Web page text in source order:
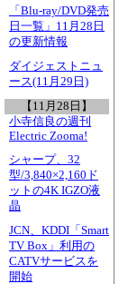
「Blu-ray/DVD発売
日一覧」11月28日
の更新情報
ダイジェストニュ
ース(11月29日)
【11月28日】
小寺信良の週刊
Electric Zooma!
シャープ、32
型/3,840×2,160ド
ットの4K IGZO液
晶
JCN、KDDI「Smart
TV Box」利用の
CATVサービスを
開始